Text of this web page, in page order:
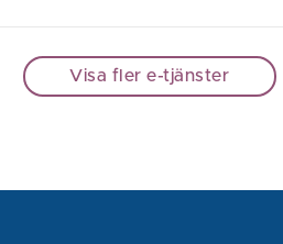
Visa fler e-tjänster